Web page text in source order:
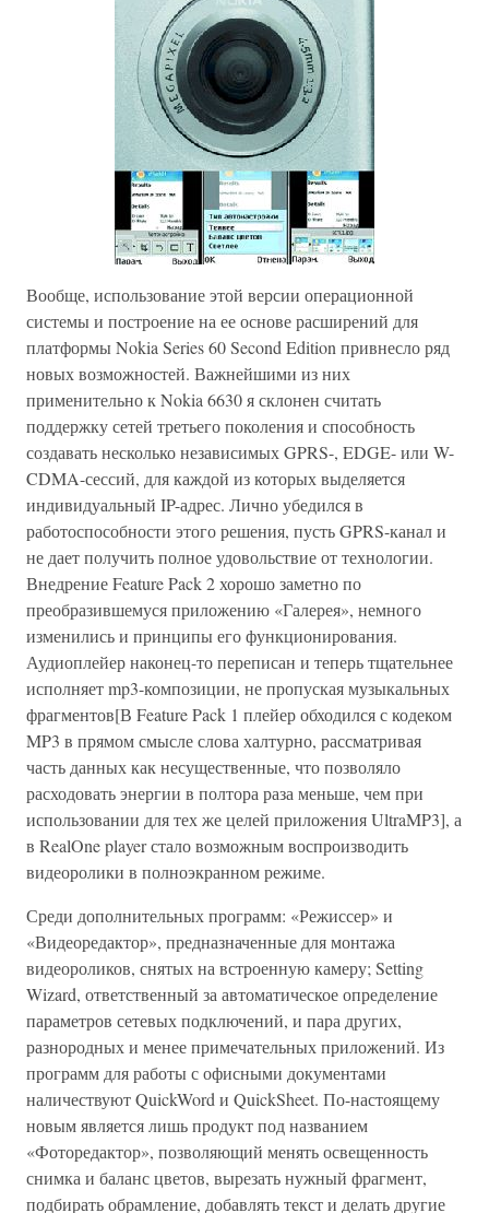
Вообще, использование этой версии операционной
системы и построение на ее основе расширений для
платформы Nokia Series 60 Second Edition привнесло ряд
новых возможностей. Важнейшими из них
применительно к Nokia 6630 я склонен считать
поддержку сетей третьего поколения и способность
создавать несколько независимых GPRS-, EDGE- или W-
CDMA-сессий, для каждой из которых выделяется
индивидуальный IP-адрес. Лично убедился в
работоспособности этого решения, пусть GPRS-канал и
не дает получить полное удовольствие от технологии.
Внедрение Feature Pack 2 хорошо заметно по
преобразившемуся приложению «Галерея», немного
изменились и принципы его функционирования.
Аудиоплейер наконец-то переписан и теперь тщательнее
исполняет mp3-композиции, не пропуская музыкальных
фрагментов[В Feature Pack 1 плейер обходился с кодеком
MP3 в прямом смысле слова халтурно, рассматривая
часть данных как несущественные, что позволяло
расходовать энергии в полтора раза меньше, чем при
использовании для тех же целей приложения UltraMP3], а
в RealOne player стало возможным воспроизводить
видеоролики в полноэкранном режиме.
Среди дополнительных программ: «Режиссер» и
«Видеоредактор», предназначенные для монтажа
видеороликов, снятых на встроенную камеру; Setting
Wizard, ответственный за автоматическое определение
параметров сетевых подключений, и пара других,
разнородных и менее примечательных приложений. Из
программ для работы с офисными документами
наличествуют QuickWord и QuickSheet. По-настоящему
новым является лишь продукт под названием
«Фоторедактор», позволяющий менять освещенность
снимка и баланс цветов, вырезать нужный фрагмент,
подбирать обрамление, добавлять текст и делать другие